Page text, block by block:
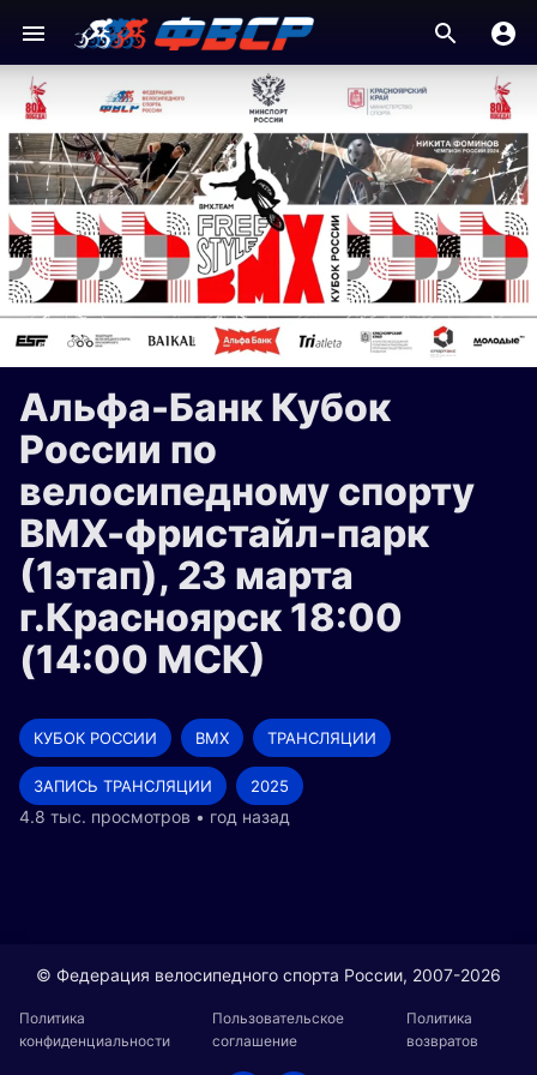
Альфа-Банк Кубок
России по
велосипедному спорту
ВМХ-фристайл-парк
(1этап), 23 марта
г.Красноярск 18:00
(14:00 МСК)
КУБОК РОССИИ BMX ТРАНСЛЯЦИИ
ЗАПИСЬ ТРАНСЛЯЦИИ 2025
4.8 тыс. просмотров • год назад
© Федерация велосипедного спорта России, 2007-2026
Политика
конфиденциальности
Пользовательское
соглашение
Политика
возвратов